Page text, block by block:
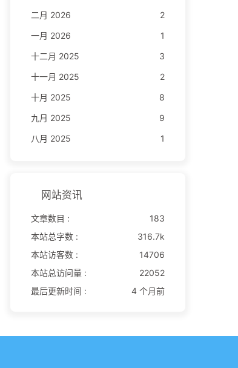
二月 2026
2
一月 2026
1
十二月 2025
3
十一月 2025
2
十月 2025
8
九月 2025
9
八月 2025
1
网站资讯
文章数目 :
183
本站总字数 :
316.7k
本站访客数 :
14706
本站总访问量 :
22052
最后更新时间 :
4 个月前